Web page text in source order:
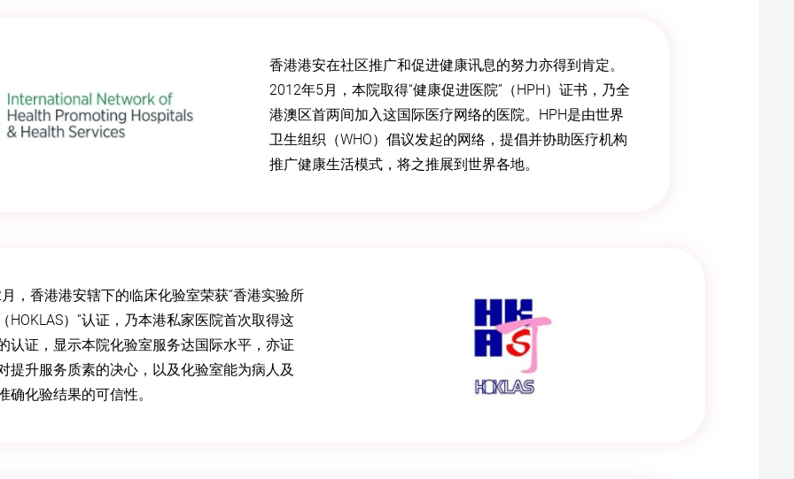
香港港安在社区推广和促进健康讯息的努力亦得到肯定。
2012年5月，本院取得“健康促进医院”（HPH）证书，乃全
港澳区首两间加入这国际医疗网络的医院。HPH是由世界
卫生组织（WHO）倡议发起的网络，提倡并协助医疗机构
推广健康生活模式，将之推展到世界各地。
，香港港安辖下的临床化验室荣获“香港实验所
HOKLAS）”认证，乃本港私家医院首次取得这
认证，显示本院化验室服务达国际水平，亦证
提升服务质素的决心，以及化验室能为病人及
确化验结果的可信性。